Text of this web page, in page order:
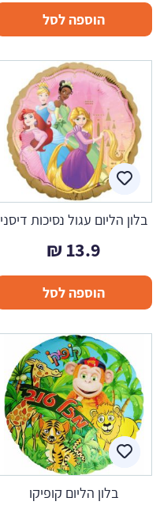
הוספה לסל
בלון הליום עגול נסיכות דיסני
13.9
₪
הוספה לסל
בלון הליום קופיקו